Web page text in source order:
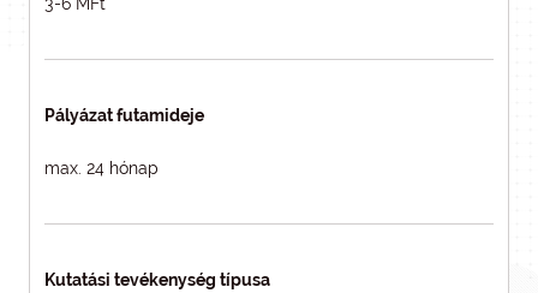
Pályázat futamideje
max. 24 hónap
Kutatási tevékenység típusa